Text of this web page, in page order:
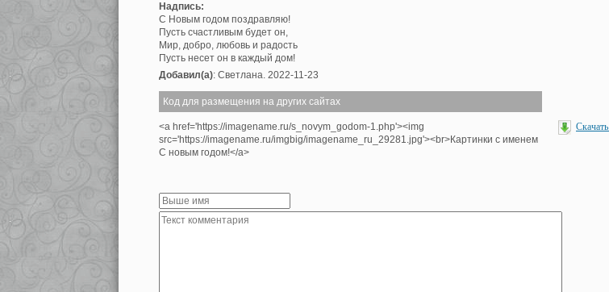
Надпись:
С Новым годом поздравляю!
Пусть счастливым будет он,
Мир, добро, любовь и радость
Пусть несет он в каждый дом!
Добавил(а): Светлана. 2022-11-23
Код для размещения на других сайтах
<a href='https://imagename.ru/s_novym_godom-1.php'><img
src='https://imagename.ru/imgbig/imagename_ru_29281.jpg'><br>Картинки с именем
С новым годом!</a>